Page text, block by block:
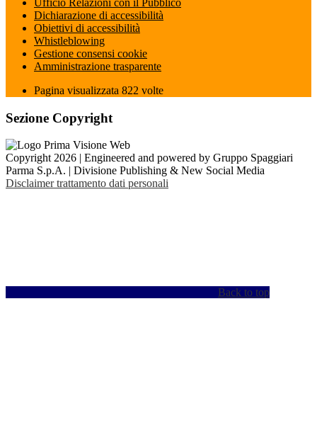
Ufficio Relazioni con il Pubblico
Dichiarazione di accessibilità
Obiettivi di accessibilità
Whistleblowing
Gestione consensi cookie
Amministrazione trasparente
Pagina visualizzata 822 volte
Sezione Copyright
Copyright 2026 | Engineered and powered by Gruppo Spaggiari
Parma S.p.A. | Divisione Publishing & New Social Media
Disclaimer trattamento dati personali
Back to top